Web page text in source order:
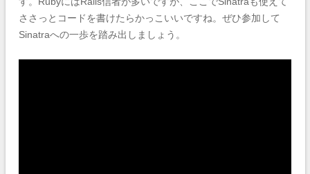
ささっとコードを書けたらかっこいいですね。ぜひ参加して
Sinatraへの一歩を踏み出しましょう。